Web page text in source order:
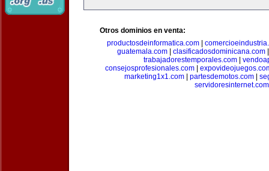
Otros dominios en venta:
productosdeinformatica.com
guatemala.com| clasificadosdominicana.com
trabajadorestemporales.com
consejosprofesionales.com|
marketing1x1.com| partesdemotos.com|
servidoresinternet.com